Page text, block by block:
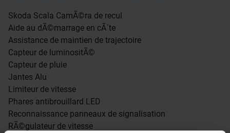
Skoda Scala CamÃ©ra de recul
Aide au dÃ©marrage en cÃ´te
Assistance de maintien de trajectoire
Capteur de luminositÃ©
Capteur de pluie
Jantes Alu
Limiteur de vitesse
Phares antibrouillard LED
Reconnaissance panneaux de signalisation
RÃ©gulateur de vitesse